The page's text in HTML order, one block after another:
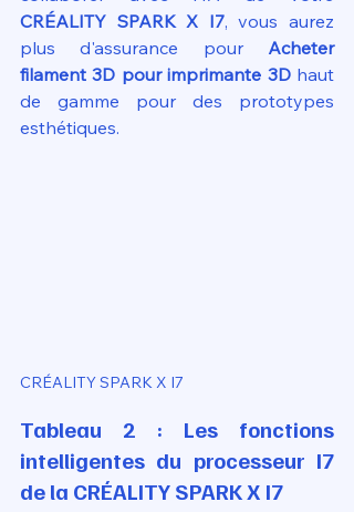
CRÉALITY SPARK X I7, vous aurez
plus d'assurance pour Acheter
filament 3D pour imprimante 3D haut
de gamme pour des prototypes
esthétiques.
CRÉALITY SPARK X I7
Tableau 2 : Les fonctions
intelligentes du processeur I7
de la CRÉALITY SPARK X I7